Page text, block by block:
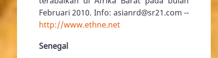
Februari 2010. Info: asianrd@sr21.com --
http://www.ethne.net
Senegal